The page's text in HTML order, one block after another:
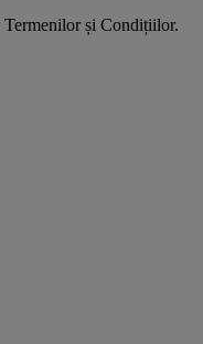
Termenilor și Condițiilor.